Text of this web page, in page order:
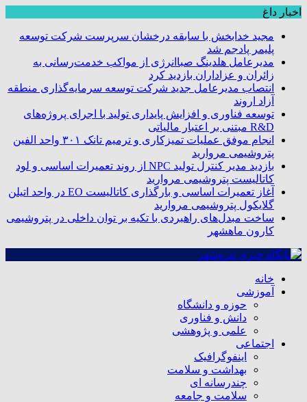
اخبار داغ
مجید خدابخش با سابقه درخشان سرپرست شرکت توسعه
پلیمر پادجم شد
مدیرعامل هلدینگ صباانرژی از مواکب خدمت‌رسانی به
زائران و عزاداران بازدید کرد
انتصاب مدیرعامل جدید شرکت توسعه سرمایه‌گذاری منطقه
آزاد اروند
توسعه فناوری و افزایش پایداری تولید با اجرای پروژه‌های
R&D مبتنی بر اعتبار مالیاتی
انجام موفق عملیات تمیزکاری و ترمیم تانک ۳۰۱ واحد الفین
پتروشیمی مروارید
بازدید مدیر کنترل تولید NPC از روند تعمیرات اساسی و لود
کاتالیست پتروشیمی مروارید
آغاز تعمیرات اساسی و بارگذاری کاتالیست EO در واحد اتیلن
گلایکول پتروشیمی مروارید
ساخت مبدل‌های راهبردی با تکیه بر توان داخلی در پتروشیمی
کارون ماهشهر
خانه
آموزشی
حوزه و دانشگاه
دانش و فناوری
علمی و پژوهشی
اجتماعی
اینفوگرافیک
بهداشت و سلامت
چندرسانه ای
سلامت و جامعه